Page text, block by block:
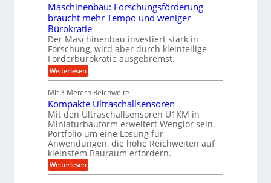
B
S
C
L
w
e
i
t
e
e
n
t
w
i
c
k
e
l
t
s
H
y
b
r
i
d
-
K
g
e
l
l
a
g
e
r
u
m
p
f
e
r
z
i
e
t
U
m
s
a
t
z
k
n
a
Maschinenbau: Forschungsförderung
braucht mehr Tempo und weniger
Bürokratie
Der Maschinenbau investiert stark in
Forschung, wird aber durch kleinteilige
Förderbürokratie ausgebremst.
Weiterlesen:
M
s
c
h
i
n
e
n
b
a
u
Mit 3 Metern Reichweite
Kompakte Ultraschallsensoren
Mit den Ultraschallsensoren U1KM in
Miniaturbauform erweitert Wenglor sein
Portfolio um eine Lösung für
Anwendungen, die hohe Reichweiten auf
kleinstem Bauraum erfordern.
Weiterlesen:
K